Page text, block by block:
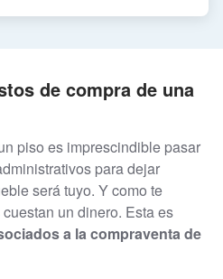
de compra de una
piso es imprescindible pasar
para dejar
será tuyo. Y como te
un dinero. Esta es
a la compraventa de